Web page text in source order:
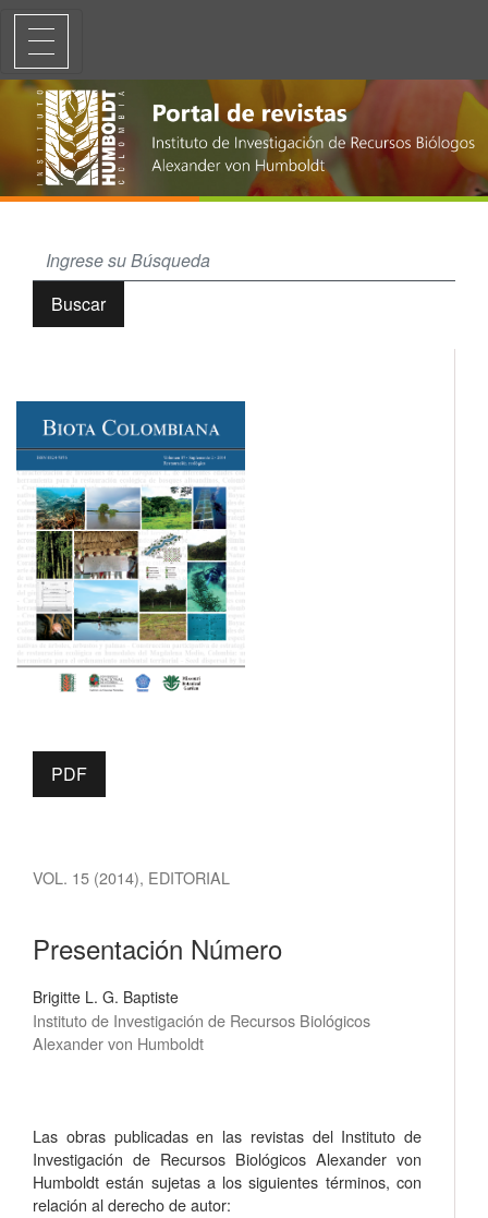
Presentación Número
Buscar
VOL. 15 (2014), EDITORIAL
Presentación Número
Brigitte L. G. Baptiste
Instituto de Investigación de Recursos Biológicos
Alexander von Humboldt
PDF
Las obras publicadas en las revistas del Instituto de
Investigación de Recursos Biológicos Alexander von
Humboldt están sujetas a los siguientes términos, con
relación al derecho de autor: